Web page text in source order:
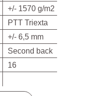
+/- 1570 g/m2
PTT Triexta
+/- 6,5 mm
Second back
16